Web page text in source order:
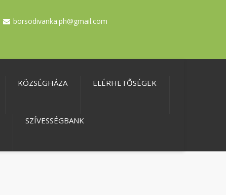
borsodivanka.ph@gmail.com
KÖZSÉGHÁZA ELÉRHETŐSÉGEK
SZÍVESSÉGBANK